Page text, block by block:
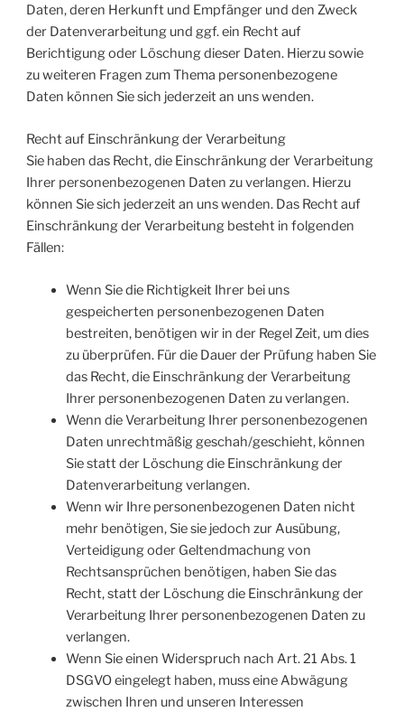
Daten, deren Herkunft und Empfänger und den Zweck
der Datenverarbeitung und ggf. ein Recht auf
Berichtigung oder Löschung dieser Daten. Hierzu sowie
zu weiteren Fragen zum Thema personenbezogene
Daten können Sie sich jederzeit an uns wenden.
Recht auf Einschränkung der Verarbeitung
Sie haben das Recht, die Einschränkung der Verarbeitung
Ihrer personenbezogenen Daten zu verlangen. Hierzu
können Sie sich jederzeit an uns wenden. Das Recht auf
Einschränkung der Verarbeitung besteht in folgenden
Fällen:
Wenn Sie die Richtigkeit Ihrer bei uns
gespeicherten personenbezogenen Daten
bestreiten, benötigen wir in der Regel Zeit, um dies
zu überprüfen. Für die Dauer der Prüfung haben Sie
das Recht, die Einschränkung der Verarbeitung
Ihrer personenbezogenen Daten zu verlangen.
Wenn die Verarbeitung Ihrer personenbezogenen
Daten unrechtmäßig geschah/geschieht, können
Sie statt der Löschung die Einschränkung der
Datenverarbeitung verlangen.
Wenn wir Ihre personenbezogenen Daten nicht
mehr benötigen, Sie sie jedoch zur Ausübung,
Verteidigung oder Geltendmachung von
Rechtsansprüchen benötigen, haben Sie das
Recht, statt der Löschung die Einschränkung der
Verarbeitung Ihrer personenbezogenen Daten zu
verlangen.
Wenn Sie einen Widerspruch nach Art. 21 Abs. 1
DSGVO eingelegt haben, muss eine Abwägung
zwischen Ihren und unseren Interessen